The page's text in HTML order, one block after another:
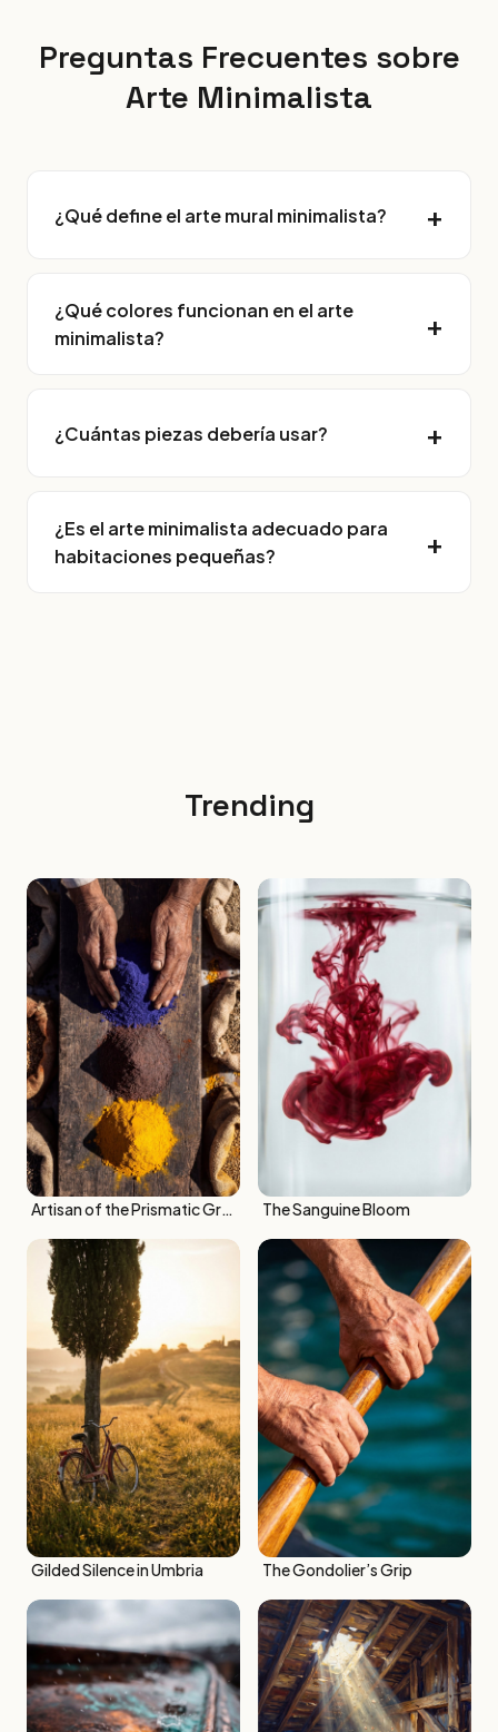
Preguntas Frecuentes sobre
Arte Minimalista
¿Qué define el arte mural minimalista?
¿Qué colores funcionan en el arte
minimalista?
¿Cuántas piezas debería usar?
¿Es el arte minimalista adecuado para
habitaciones pequeñas?
Trending
Artisan of the Prismatic Grains The Sanguine Bloom
Gilded Silence in Umbria The Gondolier’s Grip